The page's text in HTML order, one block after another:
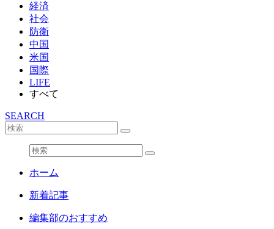
経済
社会
防衛
中国
米国
国際
LIFE
すべて
SEARCH
ホーム
新着記事
編集部のおすすめ